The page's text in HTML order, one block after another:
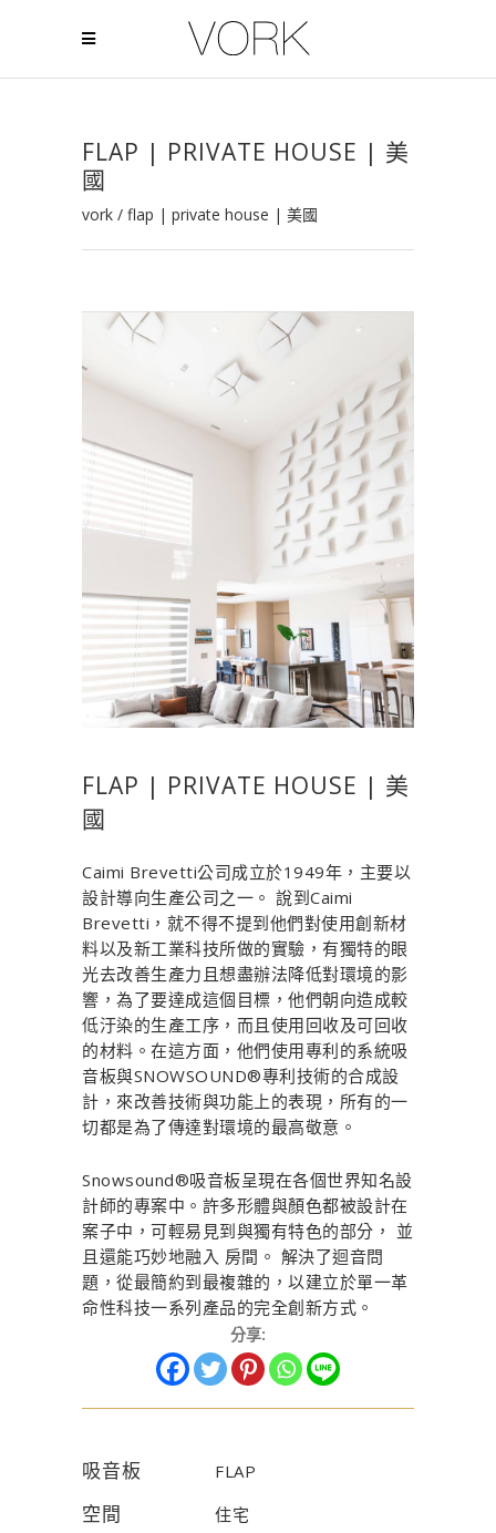
FLAP | PRIVATE HOUSE | 美
國
vork / flap | private house | 美國
FLAP | PRIVATE HOUSE | 美
國
Caimi Brevetti公司成立於1949年，主要以
設計導向生產公司之一。 說到Caimi
Brevetti，就不得不提到他們對使用創新材
料以及新工業科技所做的實驗，有獨特的眼
光去改善生產力且想盡辦法降低對環境的影
響，為了要達成這個目標，他們朝向造成較
低汙染的生產工序，而且使用回收及可回收
的材料。在這方面，他們使用專利的系統吸
音板與SNOWSOUND®專利技術的合成設
計，來改善技術與功能上的表現，所有的一
切都是為了傳達對環境的最高敬意。
Snowsound®吸音板呈現在各個世界知名設
計師的專案中。許多形體與顏色都被設計在
案子中，可輕易見到與獨有特色的部分， 並
且還能巧妙地融入 房間。 解決了迴音問
題，從最簡約到最複雜的，以建立於單一革
命性科技一系列產品的完全創新方式。
分享:
吸音板 FLAP
空間 住宅